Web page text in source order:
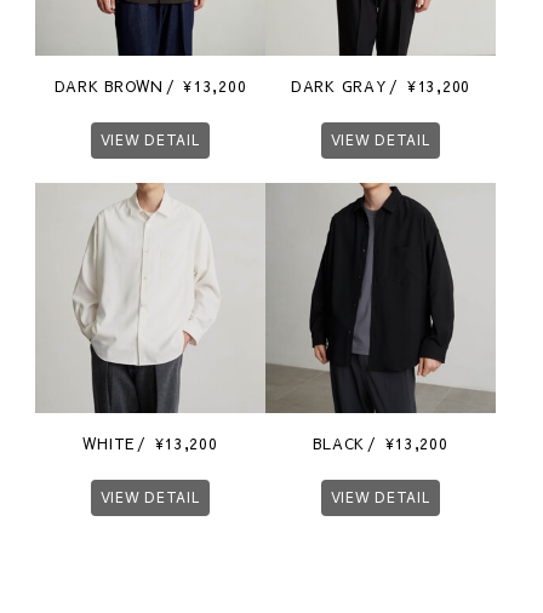
DARK BROWN ¥13,200
VIEW DETAIL
DARK GRAY ¥13,200
VIEW DETAIL
WHITE ¥13,200
VIEW DETAIL
BLACK ¥13,200
VIEW DETAIL